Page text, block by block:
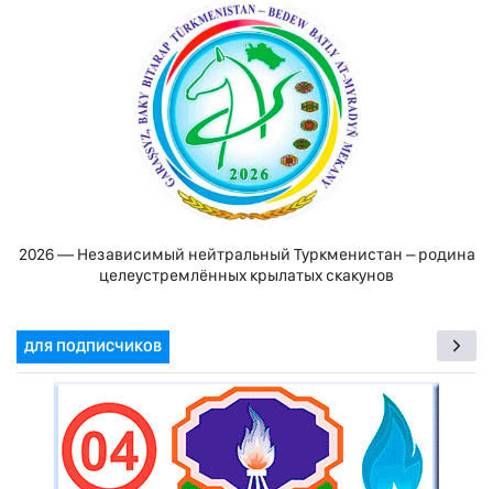
2026 — Независимый нейтральный Туркменистан – родина
целеустремлённых крылатых скакунов
ДЛЯ ПОДПИСЧИКОВ